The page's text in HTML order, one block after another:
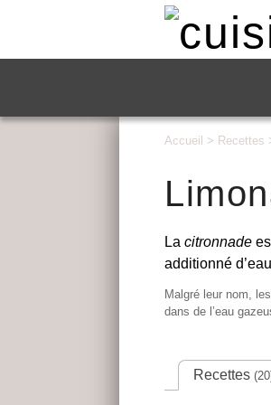
Accueil > Recettes
La citronnade
additionné
Malgré leur nom,
dans de l’eau
Recettes